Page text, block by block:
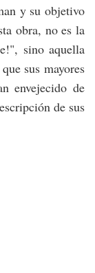
y su objetivo
obra, no es la
sino aquella
sus mayores
envejecido de
de sus